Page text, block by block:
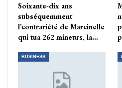
Soixante-dix ans
subséquemment
l’contrariété de Marcinelle
qui tua 262 mineurs, la…
BUSINESS